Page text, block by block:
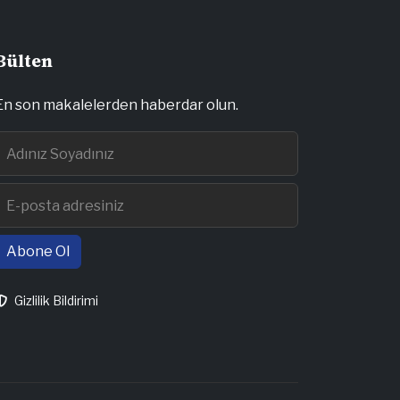
son makalelerden haberdar olun.
Abone Ol
Gizlilik Bildirimi